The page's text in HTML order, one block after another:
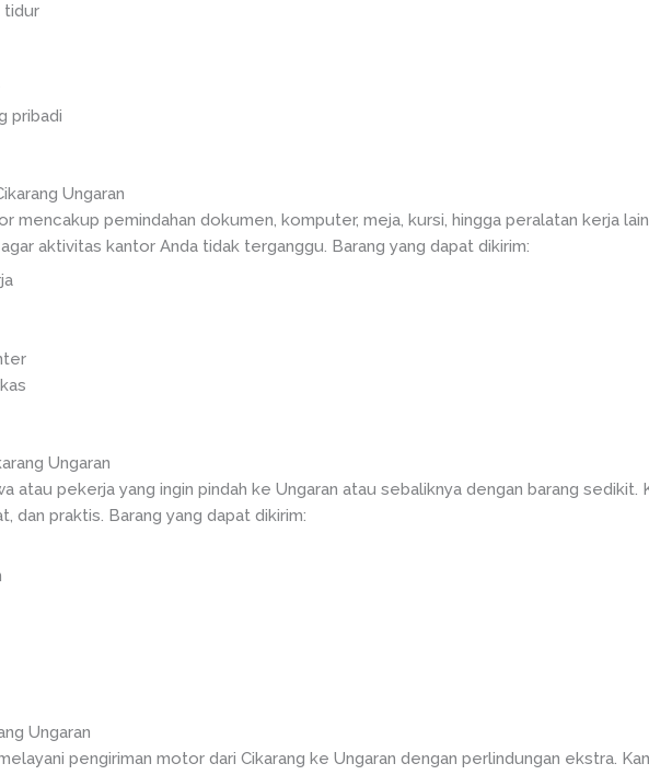
tidur
pribadi
Ungaran
mencakup pemindahan dokumen, komputer, meja, kursi, hingga peralatan kerja
aktivitas kantor Anda tidak terganggu. Barang yang dapat dikirim:
Ungaran
atau pekerja yang ingin pindah ke Ungaran atau sebaliknya dengan barang sedikit.
dan praktis. Barang yang dapat dikirim:
Ungaran
pengiriman motor dari Cikarang ke Ungaran dengan perlindungan ekstra.